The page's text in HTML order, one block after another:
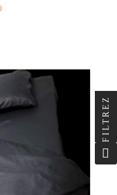
FILTREZ